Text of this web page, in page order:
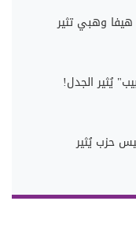
وهبي تثير
يُثير الجدل!
حزب يُثير